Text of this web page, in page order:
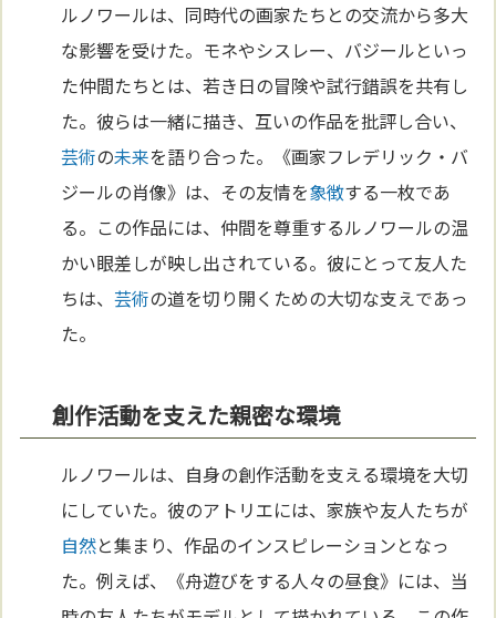
ルノワールは、同時代の画家たちとの交流から多大
な影響を受けた。モネやシスレー、バジールといっ
た仲間たちとは、若き日の冒険や試行錯誤を共有し
た。彼らは一緒に描き、互いの作品を批評し合い、
芸術の未来を語り合った。《画家フレデリック・バ
ジールの肖像》は、その友情を象徴する一枚であ
る。この作品には、仲間を尊重するルノワールの温
かい眼差しが映し出されている。彼にとって友人た
ちは、芸術の道を切り開くための大切な支えであっ
た。
創作活動を支えた親密な環境
ルノワールは、自身の創作活動を支える環境を大切
にしていた。彼のアトリエには、家族や友人たちが
自然と集まり、作品のインスピレーションとなっ
た。例えば、《舟遊びをする人々の昼食》には、当